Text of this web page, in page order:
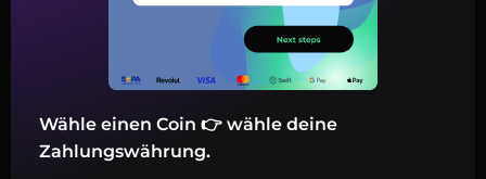
Wähle einen Coin 👉 wähle deine
Zahlungswährung.